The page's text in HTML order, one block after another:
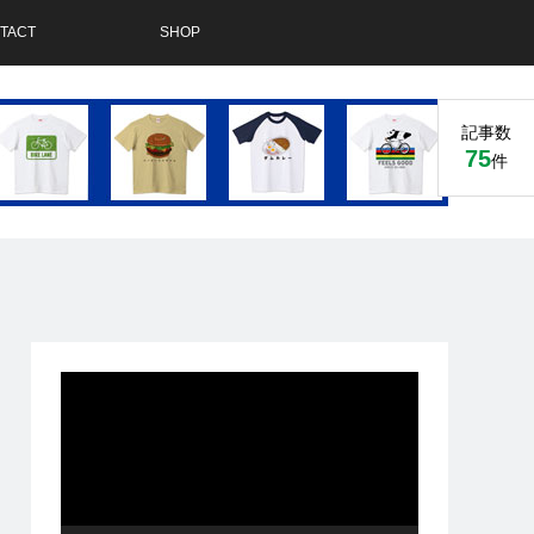
SHOP
記事数
75件